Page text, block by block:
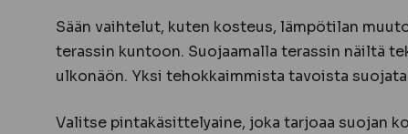
Sään vaihtelut, kuten kosteus, lämpötilan
terassin kuntoon. Suojaamalla terassin näiltä
ulkonäön. Yksi tehokkaimmista tavoista
Valitse pintakäsittelyaine, joka tarjoaa suojan